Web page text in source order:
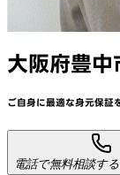
大阪府豊中
ご自身に最適な身元保証
電話で無料相談する